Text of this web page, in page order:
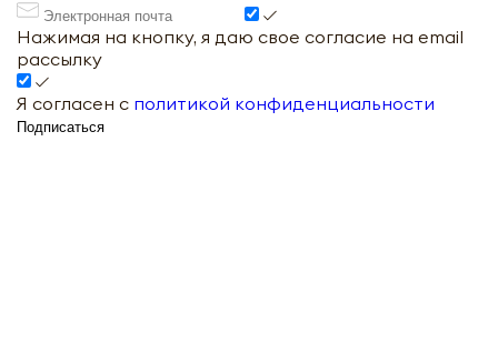
Нажимая на кнопку, я даю свое согласие на email
рассылку
Я согласен с политикой конфиденциальности
Подписаться